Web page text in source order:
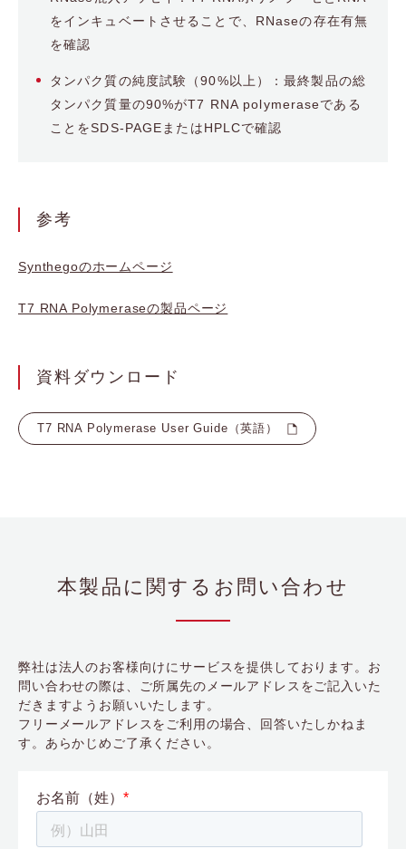
をインキュベートさせることで、RNaseの存在有無
を確認
タンパク質の純度試験（90%以上）：最終製品の総
タンパク質量の90%がT7 RNA polymeraseである
ことをSDS-PAGEまたはHPLCで確認
参考
Synthegoのホームページ
T7 RNA Polymeraseの製品ページ
資料ダウンロード
T7 RNA Polymerase User Guide（英語）
本製品に関するお問い合わせ
弊社は法人のお客様向けにサービスを提供しております。お
問い合わせの際は、ご所属先のメールアドレスをご記入いた
だきますようお願いいたします。
フリーメールアドレスをご利用の場合、回答いたしかねま
す。あらかじめご了承ください。